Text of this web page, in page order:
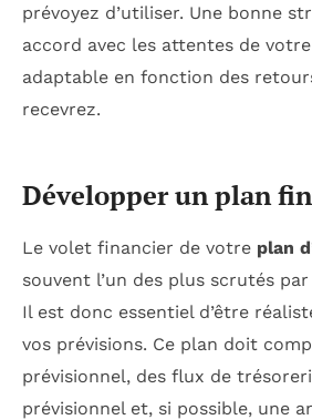
prévoyez d’utiliser. Une bonne
accord avec les attentes de
adaptable en fonction des
recevrez.
Développer un plan
Le volet financier de votre plan
souvent l’un des plus scrutés
Il est donc essentiel d’être
vos prévisions. Ce plan doit
prévisionnel, des flux de
prévisionnel et, si possible, une